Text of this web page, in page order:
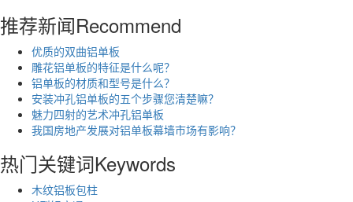
推荐新闻Recommend
优质的双曲铝单板
雕花铝单板的特征是什么呢？
铝单板的材质和型号是什么？
安装冲孔铝单板的五个步骤您清楚嘛？
魅力四射的艺术冲孔铝单板
我国房地产发展对铝单板幕墙市场有影响？
热门关键词Keywords
木纹铝板包柱